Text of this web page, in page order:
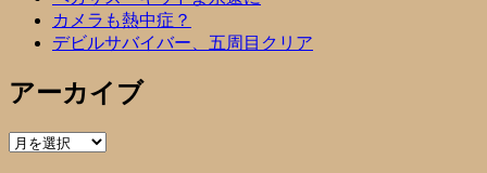
カメラも熱中症？
デビルサバイバー、五周目クリア
アーカイブ
ア